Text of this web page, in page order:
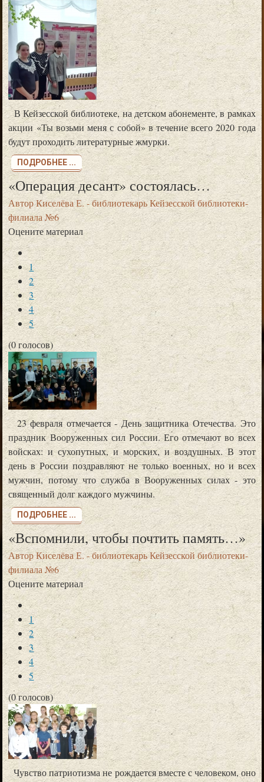
В Кейзесской библиотеке, на детском абонементе, в рамках
акции «Ты возьми меня с собой» в течение всего 2020 года
будут проходить литературные жмурки.
ПОДРОБНЕЕ ...
«Операция десант» состоялась…
АвторКиселёва Е. - библиотекарь Кейзесской библиотеки-
филиала №6
Оцените материал
1
2
3
4
5
(0 голосов)
23 февраля отмечается - День защитника Отечества. Это
праздник Вооруженных сил России. Его отмечают во всех
войсках: и сухопутных, и морских, и воздушных. В этот
день в России поздравляют не только военных, но и всех
мужчин, потому что служба в Вооруженных силах - это
священный долг каждого мужчины.
ПОДРОБНЕЕ ...
«Вспомнили, чтобы почтить память…»
АвторКиселёва Е. - библиотекарь Кейзесской библиотеки-
филиала №6
Оцените материал
1
2
3
4
5
(0 голосов)
Чувство патриотизма не рождается вместе с человеком, оно